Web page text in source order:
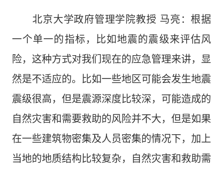
北京大学政府管理学院教授 马亮：根据
一个单一的指标，比如地震的震级来评估风
险，这种方式对我们现在的应急管理来讲，显
然是不适应的。比如一些地区可能会发生地震
震级很高，但是震源深度比较深，可能造成的
自然灾害和需要救助的风险并不大，但是如果
在一些建筑物密集及人员密集的情况下，加上
当地的地质结构比较复杂，自然灾害和救助需